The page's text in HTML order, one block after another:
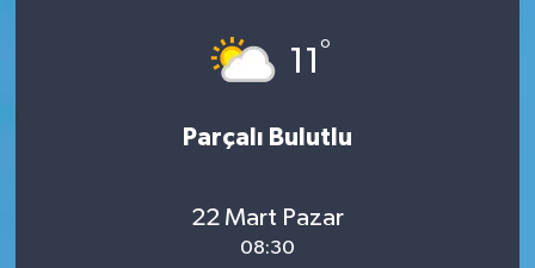
11°
Parçalı Bulutlu
22 Mart Pazar
08:30